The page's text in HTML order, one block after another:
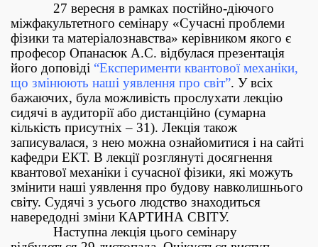
27 вересня в рамках постійно-діючого
міжфакультетного семінару «Сучасні проблеми
фізики та матеріалознавства» керівником якого є
професор Опанасюк А.С. відбулася презентація
його доповіді “Експерименти квантової механіки,
що змінюють наші уявлення про світ”. У всіх
бажаючих, була можливість прослухати лекцію
сидячі в аудиторії або дистанційно (сумарна
кількість присутніх – 31). Лекція також
записувалася, з нею можна ознайомитися і на сайті
кафедри ЕКТ. В лекції розглянуті досягнення
квантової механіки і сучасної фізики, які можуть
змінити наші уявлення про будову навколишнього
світу. Судячі з усього людство знаходиться
навередодні зміни КАРТИНА СВІТУ.
Наступна лекція цього семінару